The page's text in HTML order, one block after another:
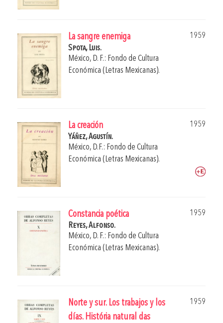
La sangre enemiga
1959
Spota, Luis.
México, D. F.: Fondo de Cultura
Económica (Letras Mexicanas).
La creación
1959
Yáñez, Agustín.
México, D.F.: Fondo de Cultura
Económica (Letras Mexicanas).
Constancia poética
1959
Reyes, Alfonso.
México, D. F.: Fondo de Cultura
Económica (Letras Mexicanas).
Norte y sur. Los trabajos y los
días. História natural das
1959